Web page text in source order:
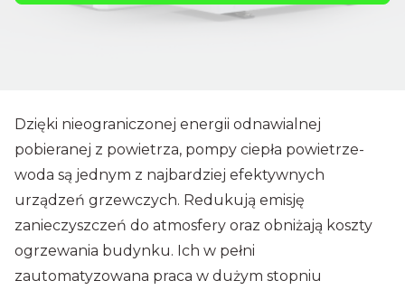
Dzięki nieograniczonej energii odnawialnej
pobieranej z powietrza, pompy ciepła powietrze-
woda są jednym z najbardziej efektywnych
urządzeń grzewczych. Redukują emisję
zanieczyszczeń do atmosfery oraz obniżają koszty
ogrzewania budynku. Ich w pełni
zautomatyzowana praca w dużym stopniu